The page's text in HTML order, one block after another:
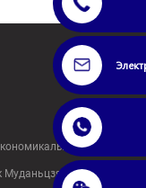
жана
Муданьцзян жолу,